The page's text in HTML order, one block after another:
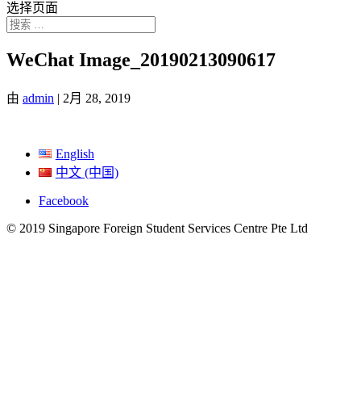
选择页面
WeChat Image_20190213090617
由 admin | 2月 28, 2019
English
中文 (中国)
Facebook
© 2019 Singapore Foreign Student Services Centre Pte Ltd